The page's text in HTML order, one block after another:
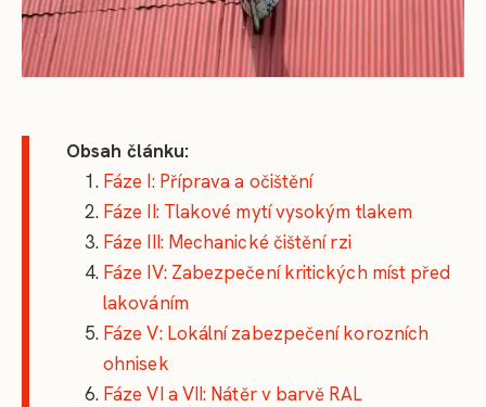
Obsah článku:
Fáze I: Příprava a očištění
Fáze II: Tlakové mytí vysokým tlakem
Fáze III: Mechanické čištění rzi
Fáze IV: Zabezpečení kritických míst před
lakováním
Fáze V: Lokální zabezpečení korozních
ohnisek
Fáze VI a VII: Nátěr v barvě RAL